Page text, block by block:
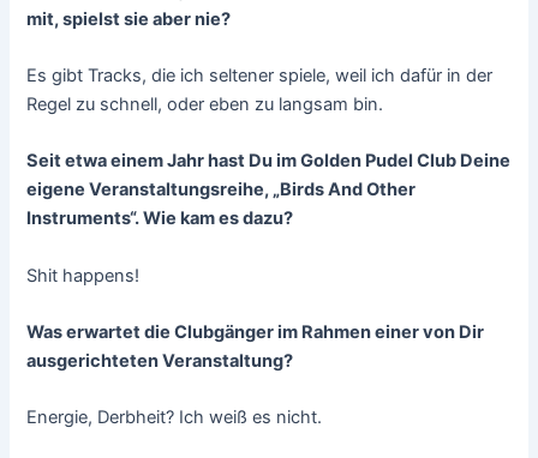
mit, spielst sie aber nie?
Es gibt Tracks, die ich seltener spiele, weil ich dafür in der
Regel zu schnell, oder eben zu langsam bin.
Seit etwa einem Jahr hast Du im Golden Pudel Club Deine
eigene Veranstaltungsreihe, „Birds And Other
Instruments“. Wie kam es dazu?
Shit happens!
Was erwartet die Clubgänger im Rahmen einer von Dir
ausgerichteten Veranstaltung?
Energie, Derbheit? Ich weiß es nicht.